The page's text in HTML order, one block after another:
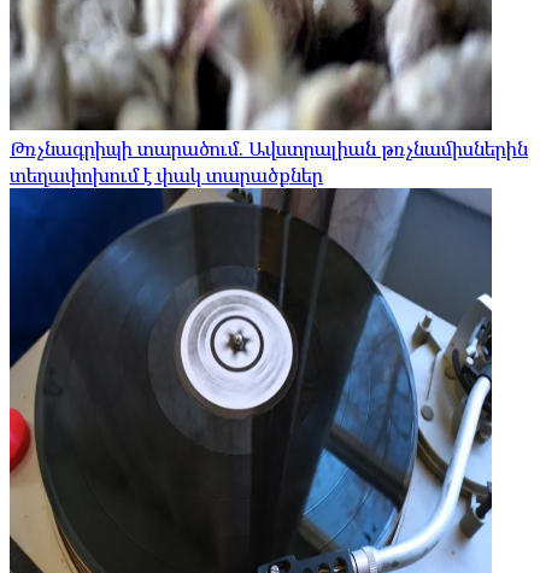
Թռչնագրիպի տարածում. Ավստրալիան թռչնամիսներին
տեղափոխում է փակ տարածքներ